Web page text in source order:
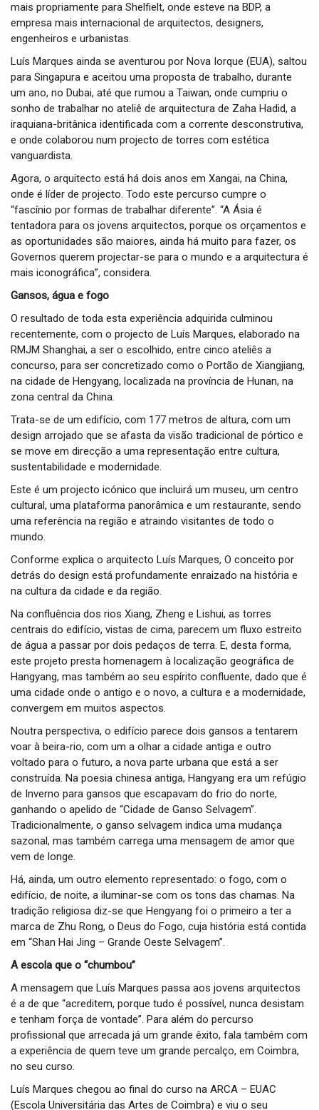
mais propriamente para Shelfielt, onde esteve na BDP, a
empresa mais internacional de arquitectos, designers,
engenheiros e urbanistas.
Luís Marques ainda se aventurou por Nova Iorque (EUA), saltou
para Singapura e aceitou uma proposta de trabalho, durante
um ano, no Dubai, até que rumou a Taiwan, onde cumpriu o
sonho de trabalhar no ateliê de arquitectura de Zaha Hadid, a
iraquiana-britânica identificada com a corrente desconstrutiva,
e onde colaborou num projecto de torres com estética
vanguardista.
Agora, o arquitecto está há dois anos em Xangai, na China,
onde é líder de projecto. Todo este percurso cumpre o
“fascínio por formas de trabalhar diferente”. “A Ásia é
tentadora para os jovens arquitectos, porque os orçamentos e
as oportunidades são maiores, ainda há muito para fazer, os
Governos querem projectar-se para o mundo e a arquitectura é
mais iconográfica”, considera.
Gansos, água e fogo
O resultado de toda esta experiência adquirida culminou
recentemente, com o projecto de Luís Marques, elaborado na
RMJM Shanghai, a ser o escolhido, entre cinco ateliês a
concurso, para ser concretizado como o Portão de Xiangjiang,
na cidade de Hengyang, localizada na província de Hunan, na
zona central da China.
Trata-se de um edifício, com 177 metros de altura, com um
design arrojado que se afasta da visão tradicional de pórtico e
se move em direcção a uma representação entre cultura,
sustentabilidade e modernidade.
Este é um projecto icónico que incluirá um museu, um centro
cultural, uma plataforma panorâmica e um restaurante, sendo
uma referência na região e atraindo visitantes de todo o
mundo.
Conforme explica o arquitecto Luís Marques, O conceito por
detrás do design está profundamente enraizado na história e
na cultura da cidade e da região.
Na confluência dos rios Xiang, Zheng e Lishui, as torres
centrais do edifício, vistas de cima, parecem um fluxo estreito
de água a passar por dois pedaços de terra. E, desta forma,
este projeto presta homenagem à localização geográfica de
Hangyang, mas também ao seu espírito confluente, dado que é
uma cidade onde o antigo e o novo, a cultura e a modernidade,
convergem em muitos aspectos.
Noutra perspectiva, o edifício parece dois gansos a tentarem
voar à beira-rio, com um a olhar a cidade antiga e outro
voltado para o futuro, a nova parte urbana que está a ser
construída. Na poesia chinesa antiga, Hangyang era um refúgio
de Inverno para gansos que escapavam do frio do norte,
ganhando o apelido de “Cidade de Ganso Selvagem”.
Tradicionalmente, o ganso selvagem indica uma mudança
sazonal, mas também carrega uma mensagem de amor que
vem de longe.
Há, ainda, um outro elemento representado: o fogo, com o
edifício, de noite, a iluminar-se com os tons das chamas. Na
tradição religiosa diz-se que Hengyang foi o primeiro a ter a
marca de Zhu Rong, o Deus do Fogo, cuja história está contida
em “Shan Hai Jing – Grande Oeste Selvagem”.
A escola que o “chumbou”
A mensagem que Luís Marques passa aos jovens arquitectos
é a de que “acreditem, porque tudo é possível, nunca desistam
e tenham força de vontade”. Para além do percurso
profissional que arrecada já um grande êxito, fala também com
a experiência de quem teve um grande percalço, em Coimbra,
no seu curso.
Luís Marques chegou ao final do curso na ARCA – EUAC
(Escola Universitária das Artes de Coimbra) e viu o seu